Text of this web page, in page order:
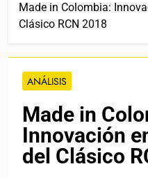
Made in Colombia:
Clásico RCN 2018
ANÁLISIS
Made in
Innovación
del Clásico